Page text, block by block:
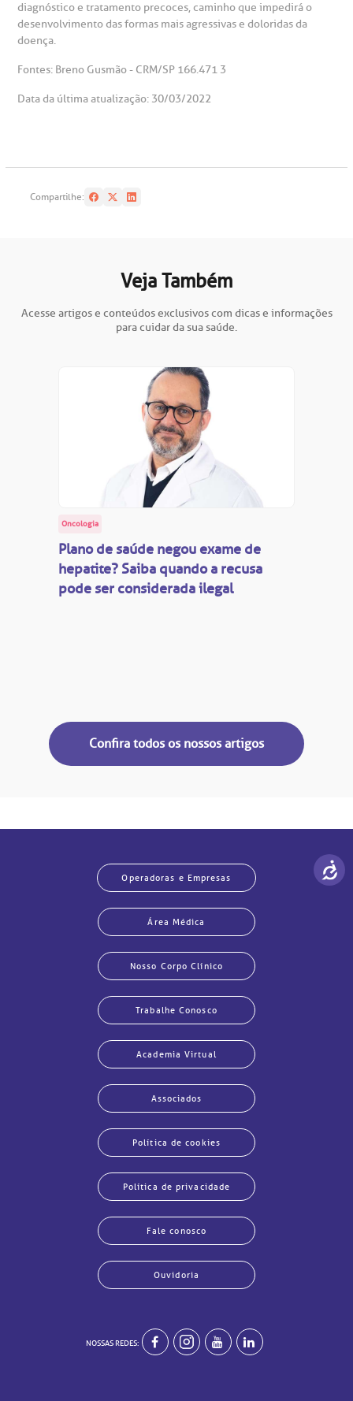
diagnóstico e tratamento precoces, caminho que impedirá o
desenvolvimento das formas mais agressivas e doloridas da
doença.
Fontes: Breno Gusmão - CRM/SP 166.471 3
Data da última atualização: 30/03/2022
Compartilhe:
Veja Também
Acesse artigos e conteúdos exclusivos com dicas e informações
para cuidar da sua saúde.
Oncologia
Plano de saúde negou exame de
hepatite? Saiba quando a recusa
pode ser considerada ilegal
Confira todos os nossos artigos
Operadoras e Empresas
Área Médica
Nosso Corpo Clínico
Trabalhe Conosco
Academia Virtual
Associados
Política de cookies
Política de privacidade
Fale conosco
Ouvidoria
NOSSAS REDES: